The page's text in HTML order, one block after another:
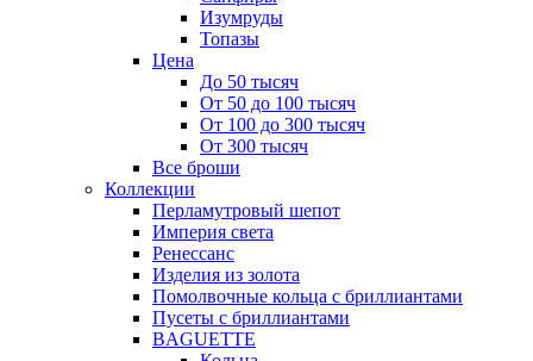
Изумруды
Топазы
Цена
До 50 тысяч
От 50 до 100 тысяч
От 100 до 300 тысяч
От 300 тысяч
Все броши
Коллекции
Перламутровый шепот
Империя света
Ренессанс
Изделия из золота
Помолвочные кольца с бриллиантами
Пусеты с бриллиантами
BAGUETTE